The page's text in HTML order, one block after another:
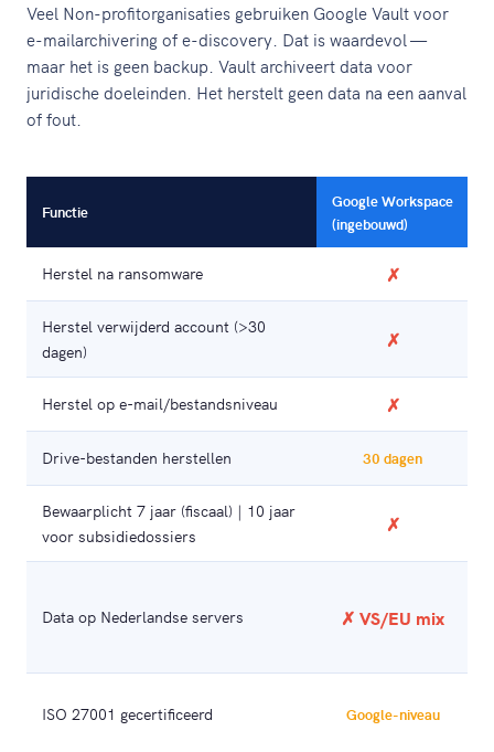
Veel Non-profitorganisaties gebruiken Google Vault voor
e-mailarchivering of e-discovery. Dat is waardevol —
maar het is geen backup. Vault archiveert data voor
juridische doeleinden. Het herstelt geen data na een aanval
of fout.
Functie
Google Workspace
(ingebouwd)
Herstel na ransomware ✗
Herstel verwijderd account (>30
dagen)
✗
Herstel op e-mail/bestandsniveau ✗
Drive-bestanden herstellen 30 dagen
Bewaarplicht 7 jaar (fiscaal) | 10 jaar
voor subsidiedossiers
✗
Data op Nederlandse servers ✗ VS/EU mix
ISO 27001 gecertificeerd Google-niveau